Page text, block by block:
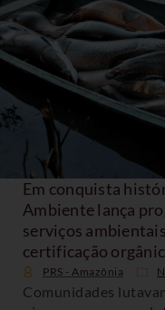
Em conquista
Ambiente lança
serviços
certificação
PRS - Amazônia
Comunidades